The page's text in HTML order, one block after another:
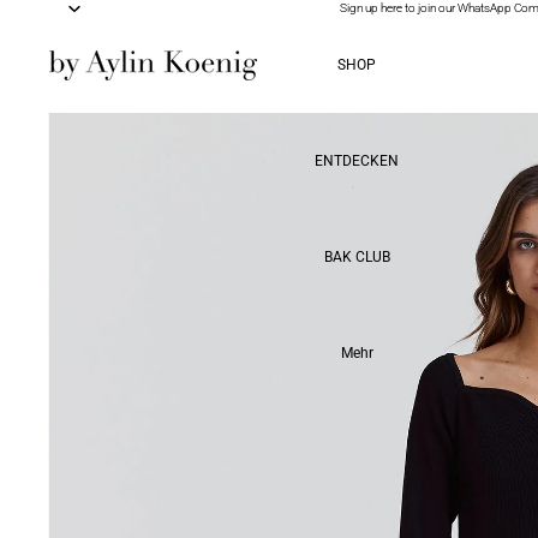
Sign up here to join our WhatsApp
Sign up here to join our WhatsApp
SHOP
ENTDECKEN
BAK CLUB
Mehr